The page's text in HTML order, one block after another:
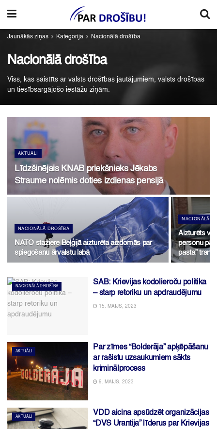
Jaunākās ziņas Kategorija Nacionālā drošība
Nacionālā drošība
Viss, kas saistīts ar valsts drošības jautājumiem, valsts drošības
un tiesībsargājošo iestāžu ziņām.
AKTUĀLI
Līdzšinējais KNAB priekšnieks Jēkabs
Straume nolēmis doties izdienas pensijā
NACIONĀLĀ DROŠĪBA
NATO stažiere Beļģijā aizturēta aizdomās par
spiegošanu ārvalstu labā
NACIONĀLĀ
Aizturēts
personu
pasta”
NACIONĀLĀ DROŠĪBA
SAB: Krievijas kodolieroču politika
– starp retoriku un apdraudējumu
15. MAIJS, 2023
AKTUĀLI
Par zīmes “Bolderāja” apķēpāšanu
ar rašistu uzsaukumiem sākts
kriminālprocess
9. MAIJS, 2023
AKTUĀLI
VDD aicina apsūdzēt organizācijas
“DVS Urantija” līderus par Krievijas